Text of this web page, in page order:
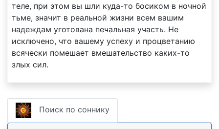
теле, при этом вы шли куда-то босиком в ночной
тьме, значит в реальной жизни всем вашим
надеждам уготована печальная участь. Не
исключено, что вашему успеху и процветанию
всячески помешает вмешательство каких-то
злых сил.
Поиск по соннику